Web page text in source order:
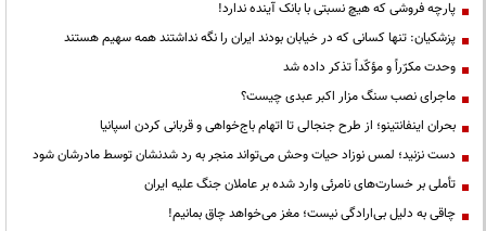
پارچه فروشی که هیچ نسبتی با بانک آینده ندارد!
پزشکیان: تنها کسانی که در خیابان بودند ایران را نگه نداشتند همه سهیم هستند
وحدت مکرّراً و مؤکّداً تذکر داده شد
ماجرای نصب سنگ مزار اکبر عبدی چیست؟
بحران اینفانتینو؛ از طرح جنجالی تا اتهام باج‌خواهی و قربانی کردن اسپانیا
دست نزنید؛ لمس نوزاد حیات وحش می‌تواند منجر به رد شدنشان توسط مادرشان شود
تأملی بر خسارت‌های نامرئی وارد شده بر عاملان جنگ علیه ایران
چاقی به دلیل بی‌ارادگی نیست؛ مغز می‌خواهد چاق بمانیم!